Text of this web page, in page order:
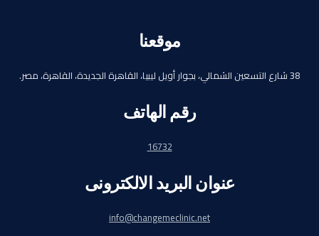
موقعنا
38 شارع التسعين الشمالي، بجوار أويل ليبيا، القاهرة الجديدة، القاهرة، مصر.
رقم الهاتف
16732
عنوان البريد الالكترونى
info@changemeclinic.net